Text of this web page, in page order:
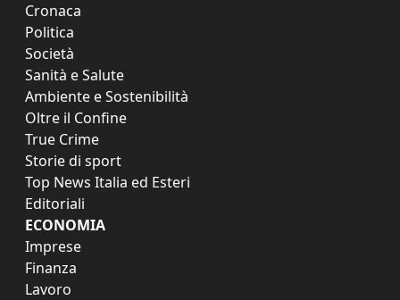
Cronaca
Politica
Società
Sanità e Salute
Ambiente e Sostenibilità
Oltre il Confine
True Crime
Storie di sport
Top News Italia ed Esteri
Editoriali
ECONOMIA
Imprese
Finanza
Lavoro